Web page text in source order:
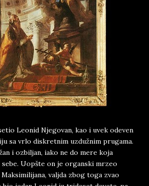
Leonid Njegovan, kao i uvek odeven
sa vrlo diskretnim uzdužnim prugama.
i ozbiljan, iako ne do mere koja
sebe. Uopšte on je organski mrzeo
valjda zbog toga zvao